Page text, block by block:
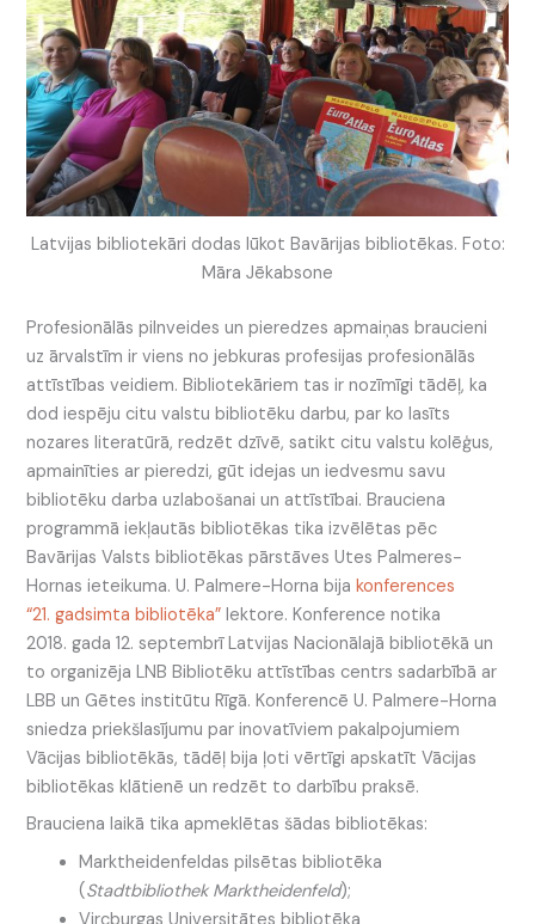
Latvijas bibliotekāri dodas lūkot Bavārijas bibliotēkas. Foto:
Māra Jēkabsone
Profesionālās pilnveides un pieredzes apmaiņas braucieni
uz ārvalstīm ir viens no jebkuras profesijas profesionālās
attīstības veidiem. Bibliotekāriem tas ir nozīmīgi tādēļ, ka
dod iespēju citu valstu bibliotēku darbu, par ko lasīts
nozares literatūrā, redzēt dzīvē, satikt citu valstu kolēģus,
apmainīties ar pieredzi, gūt idejas un iedvesmu savu
bibliotēku darba uzlabošanai un attīstībai. Brauciena
programmā iekļautās bibliotēkas tika izvēlētas pēc
Bavārijas Valsts bibliotēkas pārstāves Utes Palmeres-
Hornas ieteikuma. U. Palmere-Horna bijakonferences
“21. gadsimta bibliotēka” lektore. Konference notika
2018. gada 12. septembrī Latvijas Nacionālajā bibliotēkā un
to organizēja LNB Bibliotēku attīstības centrs sadarbībā ar
LBB un Gētes institūtu Rīgā. Konferencē U. Palmere-Horna
sniedza priekšlasījumu par inovatīviem pakalpojumiem
Vācijas bibliotēkās, tādēļ bija ļoti vērtīgi apskatīt Vācijas
bibliotēkas klātienē un redzēt to darbību praksē.
Brauciena laikā tika apmeklētas šādas bibliotēkas:
Marktheidenfeldas pilsētas bibliotēka
(Stadtbibliothek Marktheidenfeld);
Vircburgas Universitātes bibliotēka